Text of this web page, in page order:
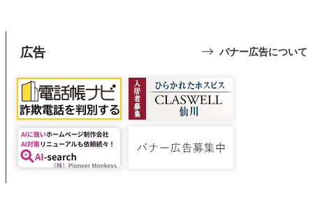
広告 バナー広告について